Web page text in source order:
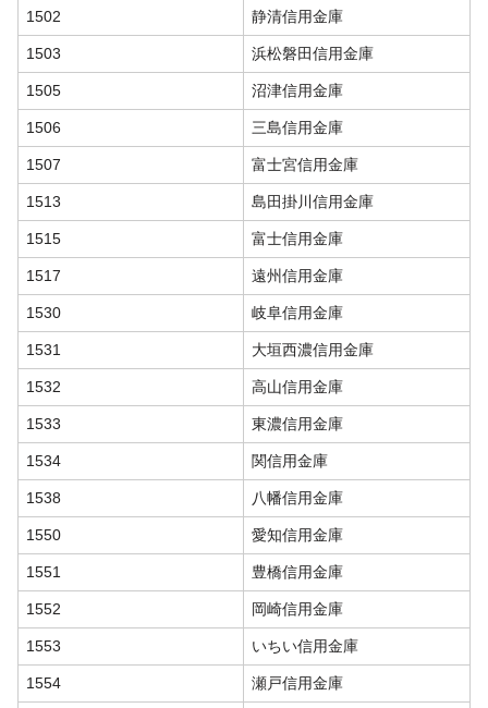
1502 静清信用金庫
1503 浜松磐田信用金庫
1505 沼津信用金庫
1506 三島信用金庫
1507 富士宮信用金庫
1513 島田掛川信用金庫
1515 富士信用金庫
1517 遠州信用金庫
1530 岐阜信用金庫
1531 大垣西濃信用金庫
1532 高山信用金庫
1533 東濃信用金庫
1534 関信用金庫
1538 八幡信用金庫
1550 愛知信用金庫
1551 豊橋信用金庫
1552 岡崎信用金庫
1553 いちい信用金庫
1554 瀬戸信用金庫